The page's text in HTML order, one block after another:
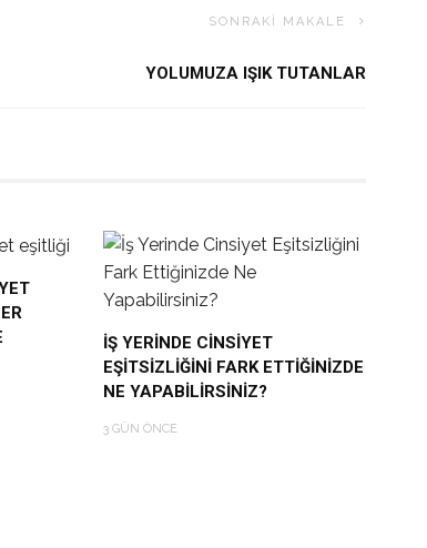
SONRAKI MAKALE
YOLUMUZA IŞIK TUTANLAR
İŞ YERINDE CINSIYET
EŞITSIZLIĞINI FARK ETTIĞINIZDE
NE YAPABILIRSINIZ?
3 GÜN ÖNCE